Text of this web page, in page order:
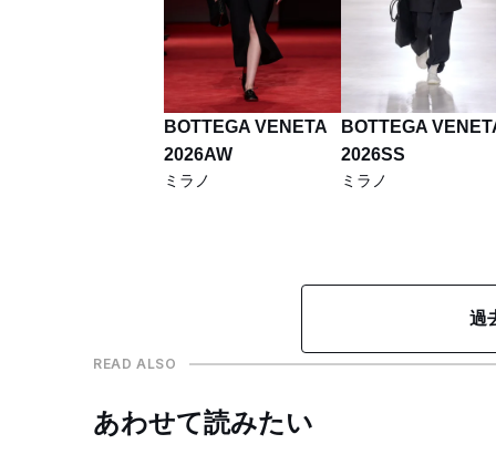
BOTTEGA VENETA
2026AW
ミラノ
BOTTEGA
2026SS
ミラノ
過
READ ALSO
あわせて読みたい